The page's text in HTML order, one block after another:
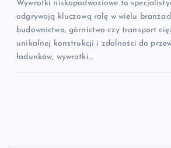
Wywrotki niskopodwoziowe to
odgrywają kluczową rolę w wielu
budownictwo, górnictwo czy transport
unikalnej konstrukcji i zdolności do
ładunków, wywrotki…